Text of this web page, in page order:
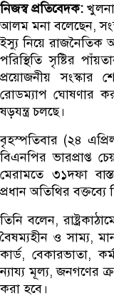
নিজস্ব প্রতিবেদক:
আলম মনা বলেছেন,
ইস্যু নিয়ে রাজনৈতিক
পরিস্থিতি সৃষ্টির
প্রয়োজনীয় সংস্কার
রোডম্যাপ ঘোষণার
ষড়যন্ত্র চলছে।
বৃহস্পতিবার (২৪
বিএনপির ভারপ্রাপ্ত
মেরামতে ৩১দফা
প্রধান অতিথির
তিনি বলেন,
বৈষম্যহীন ও সাম্য,
কার্ড, বেকারভাতা,
ন্যায্য মূল্য, জনগণের
করা হবে।